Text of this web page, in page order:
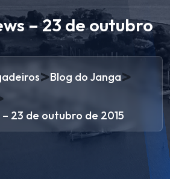
– 23 de outubro
>Blog do Janga>
23 de outubro de 2015